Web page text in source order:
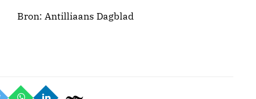
Bron: Antilliaans Dagblad